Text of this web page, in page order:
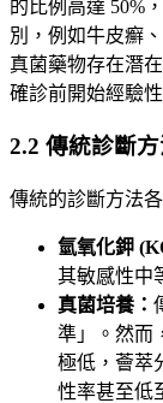
的比例高達 50%
別，例如牛皮癬
真菌藥物存在潛
確診前開始經驗
2.2 傳統診斷
傳統的診斷方法
氫氧化鉀
其敏感性中
真菌培養：
準」。然而
極低，薈萃
性率甚至低